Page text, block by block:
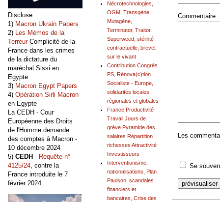
Commentaire :
Les
Se
Nécrotechnologies,
OGM, Transgène,
Mutagène,
Terminator, Traitor,
Superweed, stérilité
contractuelle, brevet
sur le vivant
Contribution Congrès
PS, Rénova(c)tion
Socialiste - Europe,
solidarités locales,
régionales et globales
France Productivité
Travail Jours de
grève Pyramide des
salaires Répartition
richesses Attractivité
Investisseurs
Interventionisme,
nationalisations, Plan
Paulson, scandales
financiers et
bancaires, Crise des
Disclose:
1) Macron Ukrain Papers
2) Les Mémos de la
TerreurComplicité de la
France dans les crimes
de la dictature du
maréchal Sissi en
Egypte
3) Macron Egypt Papers
4) Opération Sirli Macron
en Egypte
La CEDH - Cour
Européenne des Droits
de l'Homme demande
des comptes à Macron -
10 décembre 2024
5) CEDH - Requête n°
4125/24, contre la
France introduite le 7
février 2024